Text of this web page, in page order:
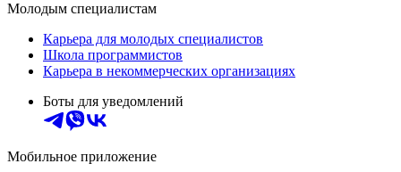
Молодым специалистам
Карьера для молодых специалистов
Школа программистов
Карьера в некоммерческих организациях
Боты для уведомлений
Мобильное приложение